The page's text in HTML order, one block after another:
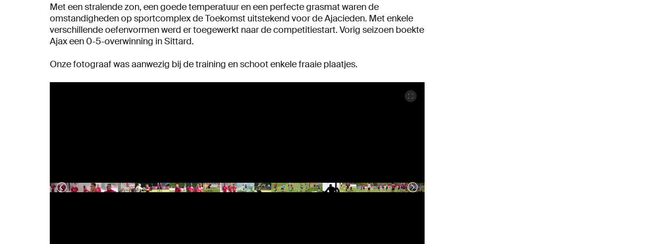
Met een stralende zon, een goede temperatuur en een perfecte grasmat waren de
omstandigheden op sportcomplex de Toekomst uitstekend voor de Ajacieden. Met enkele
verschillende oefenvormen werd er toegewerkt naar de competitiestart. Vorig seizoen boekte
Ajax een 0-5-overwinning in Sittard.
Onze fotograaf was aanwezig bij de training en schoot enkele fraaie plaatjes.